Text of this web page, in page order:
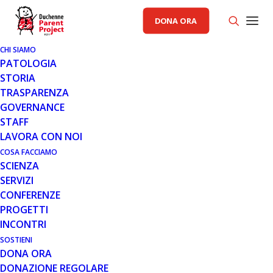
DONA ORA
CHI SIAMO
PATOLOGIA
STORIA
TRASPARENZA
GOVERNANCE
STAFF
LAVORA CON NOI
COSA FACCIAMO
SCIENZA
SERVIZI
CONFERENZE
PROGETTI
INCONTRI
SOSTIENI
DONA ORA
DONAZIONE REGOLARE
COMUNICATI STAMPA PP
7 MAR 2012
COMUNICATO 07.03.12
All’Ospedale Pediatrico di